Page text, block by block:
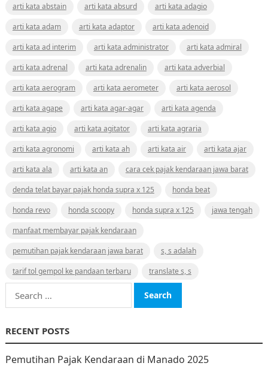
arti kata abstain
arti kata absurd
arti kata adagio
arti kata adam
arti kata adaptor
arti kata adenoid
arti kata ad interim
arti kata administrator
arti kata admiral
arti kata adrenal
arti kata adrenalin
arti kata adverbial
arti kata aerogram
arti kata aerometer
arti kata aerosol
arti kata agape
arti kata agar-agar
arti kata agenda
arti kata agio
arti kata agitator
arti kata agraria
arti kata agronomi
arti kata ah arti kata air
arti kata ajar
arti kata ala
arti kata an
cara cek pajak kendaraan jawa barat
denda telat bayar pajak honda supra x 125
honda beat
honda revo
honda scoopy honda supra x 125
jawa tengah
manfaat membayar pajak kendaraan
pemutihan pajak kendaraan jawa barat
s, s adalah
tarif tol gempol ke pandaan terbaru
translate s, s
Search
for:
RECENT POSTS
Pemutihan Pajak Kendaraan di Manado 2025